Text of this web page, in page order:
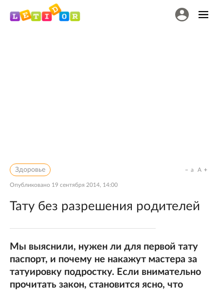
Здоровье
Опубликовано 19 сентября 2014, 14:00
a A
Тату без разрешения родителей
Мы выяснили, нужен ли для первой тату
паспорт, и почему не накажут мастера за
татуировку подростку. Если внимательно
прочитать закон, становится ясно, что